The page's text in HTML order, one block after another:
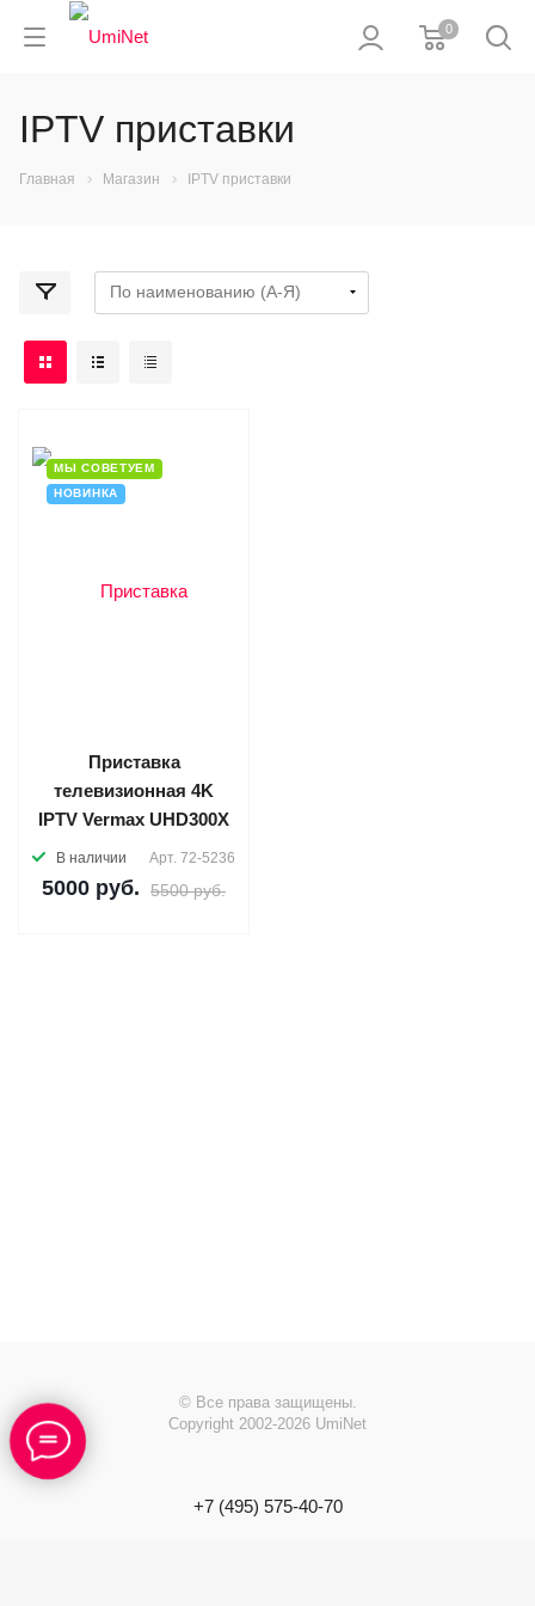
0
IPTV приставки
Главная Магазин IPTV приставки
МЫ СОВЕТУЕМ
НОВИНКА
Приставка
телевизионная 4K
IPTV Vermax UHD300X
В наличии Арт. 72-5236
5000 руб. 5500 руб.
© Все права защищены.
Copyright 2002-2026 UmiNet
+7 (495) 575-40-70